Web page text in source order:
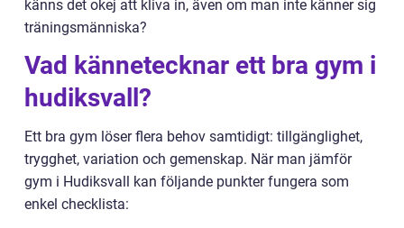
känns det okej att kliva in, även om man inte känner sig
träningsmänniska?
Vad kännetecknar ett bra gym i
hudiksvall?
Ett bra gym löser flera behov samtidigt: tillgänglighet,
trygghet, variation och gemenskap. När man jämför
gym i Hudiksvall kan följande punkter fungera som
enkel checklista: